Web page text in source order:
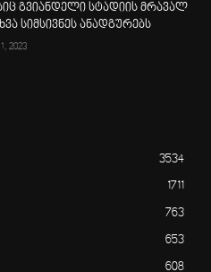
გვიანდელი სტადიის მრავალ
სიმსივნეს ანადგურებს
2023
3534
1711
763
653
608